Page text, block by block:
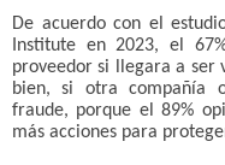
De acuerdo con el
Institute en 2023, el
proveedor si llegara a ser
bien, si otra compañía
fraude, porque el 89%
más acciones para